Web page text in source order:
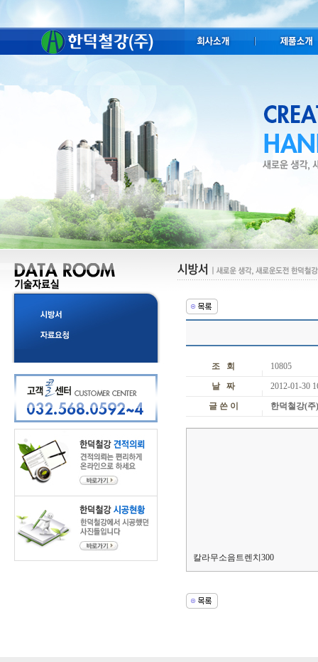
조 회
10805
날 짜
2012-01-30
글 쓴 이
한덕철강(주
칼라무소음트렌치300